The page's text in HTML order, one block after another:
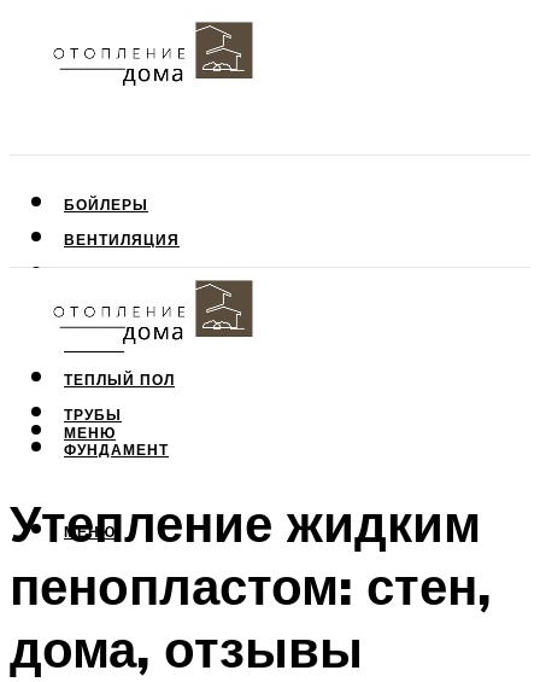
БОЙЛЕРЫ
ВЕНТИЛЯЦИЯ
ПОТОЛОК
СТЕНЫ
ТЕПЛЫЙ ПОЛ
ТРУБЫ
ФУНДАМЕНТ
МЕНЮ
МЕНЮ
Утепление жидким
пенопластом: стен,
дома, отзывы